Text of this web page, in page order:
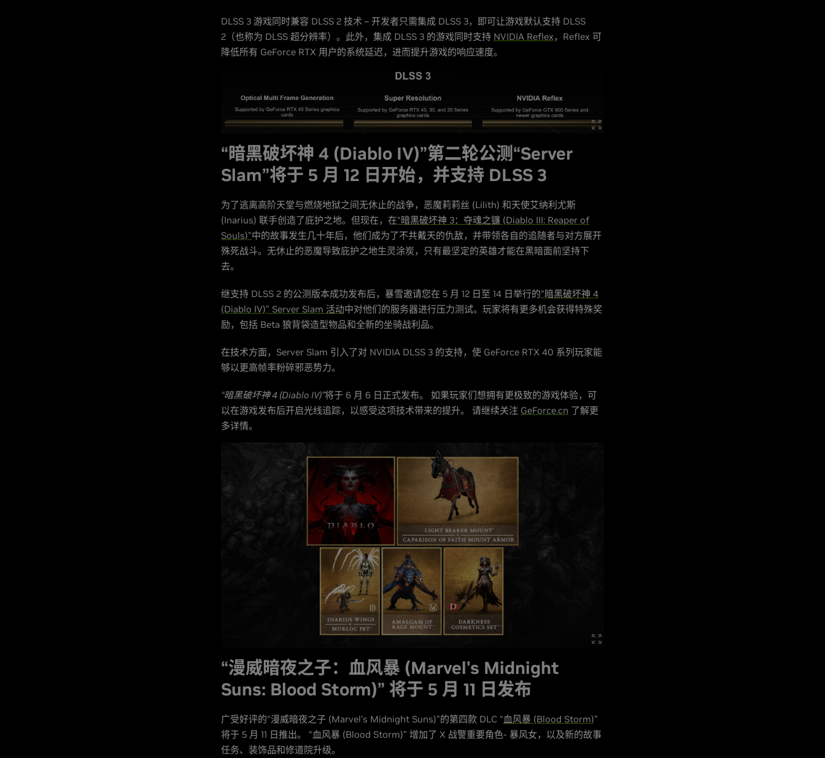
DLSS 3 游戏同时兼容 DLSS 2 技术 – 开发者只需集成 DLSS 3，即可让游戏默认支持 DLSS
2（也称为 DLSS 超分辨率）。此外，集成 DLSS 3 的游戏同时支持 NVIDIA Reflex，Reflex 可
降低所有 GeForce RTX 用户的系统延迟，进而提升游戏的响应速度。
“暗黑破坏神 4 (Diablo IV)”第二轮公测“Server
Slam”将于 5 月 12 日开始，并支持 DLSS 3
为了逃离高阶天堂与燃烧地狱之间无休止的战争，恶魔莉莉丝 (Lilith) 和天使艾纳利尤斯
(Inarius) 联手创造了庇护之地。但现在，在“暗黑破坏神 3：夺魂之镰 (Diablo III: Reaper of
Souls)”中的故事发生几十年后，他们成为了不共戴天的仇敌，并带领各自的追随者与对方展开
殊死战斗。无休止的恶魔导致庇护之地生灵涂炭，只有最坚定的英雄才能在黑暗面前坚持下
去。
继支持 DLSS 2 的公测版本成功发布后，暴雪邀请您在 5 月 12 日至 14 日举行的“暗黑破坏神 4
(Diablo IV)” Server Slam 活动中对他们的服务器进行压力测试。玩家将有更多机会获得特殊奖
励，包括 Beta 狼背袋造型物品和全新的坐骑战利品。
在技术方面，Server Slam 引入了对 NVIDIA DLSS 3 的支持，使 GeForce RTX 40 系列玩家能
够以更高帧率粉碎邪恶势力。
“暗黑破坏神 4 (Diablo IV)”将于 6 月 6 日正式发布。 如果玩家们想拥有更极致的游戏体验，可
以在游戏发布后开启光线追踪，以感受这项技术带来的提升。 请继续关注 GeForce.cn 了解更
多详情。
“漫威暗夜之子：血风暴 (Marvel's Midnight
Suns: Blood Storm)” 将于 5 月 11 日发布
广受好评的“漫威暗夜之子 (Marvel's Midnight Suns)”的第四款 DLC “血风暴 (Blood Storm)”
将于 5 月 11 日推出。 “血风暴 (Blood Storm)” 增加了 X 战警重要角色- 暴风女，以及新的故事
任务、装饰品和修道院升级。